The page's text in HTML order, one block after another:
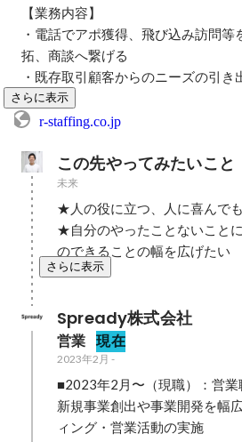
【業務内容】
・電話でアポ獲得、飛び込み訪問等
拓、商談へ繋げる
・既存取引顧客からのニーズの引き
さらに表示
r-staffing.co.jp
この先やってみたいこと
未来
★人の役に立つ、人に喜んで
★自分のやったことないこと
のできることの幅を広げたい
さらに表示
Spready株式会社
営業 現在
2023年2月 -
■2023年2月〜（現職）：営業
新規事業創出や事業開発を幅
ィング・営業活動の実施